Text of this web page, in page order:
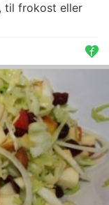
til frokost eller